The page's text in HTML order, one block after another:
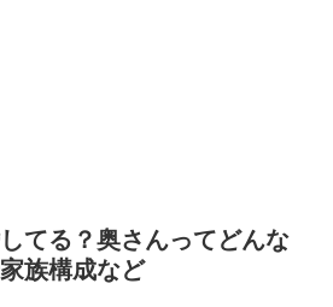
てる？奥さんってどんな
族構成など